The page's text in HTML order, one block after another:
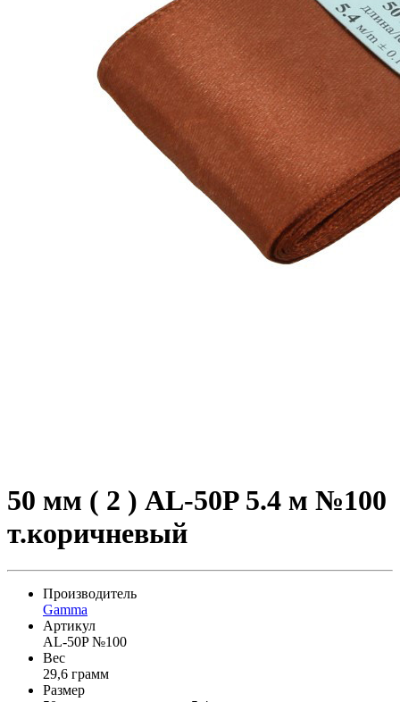
50 мм ( 2 ) AL-50P 5.4 м №100
т.коричневый
Производитель
Gamma
Артикул
AL-50P №100
Вес
29,6 грамм
Размер